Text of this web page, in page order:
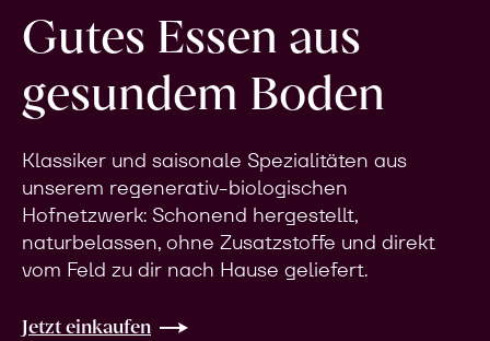
Gutes Essen aus
gesundem Boden
Klassiker und saisonale Spezialitäten aus
unserem regenerativ-biologischen
Hofnetzwerk: Schonend hergestellt,
naturbelassen, ohne Zusatzstoffe und direkt
vom Feld zu dir nach Hause geliefert.
Jetzt einkaufen